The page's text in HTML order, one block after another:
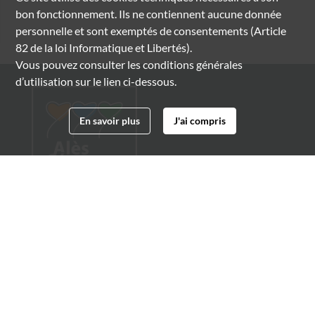
bon fonctionnement. Ils ne contiennent aucune donnée
personnelle et sont exemptés de consentements (Article
82 de la loi Informatique et Libertés).
Vous pouvez consulter les conditions générales
d’utilisation sur le lien ci-dessous.
En savoir plus J'ai compris